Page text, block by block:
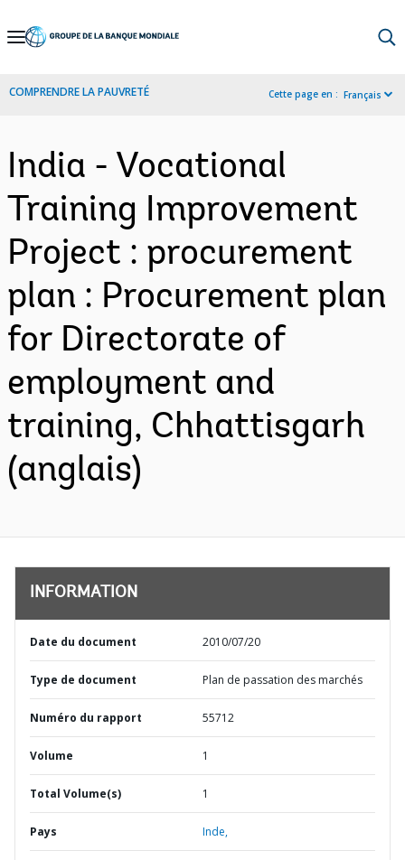
Skip
Navigation
COMPRENDRE LA PAUVRETÉ Cette page en : Français
India - Vocational
Training Improvement
Project : procurement
plan : Procurement plan
for Directorate of
employment and
training, Chhattisgarh
(anglais)
INFORMATION
Date du document 2010/07/20
Type de document Plan de passation des marchés
Numéro du rapport 55712
Volume 1
Total Volume(s) 1
Pays Inde,